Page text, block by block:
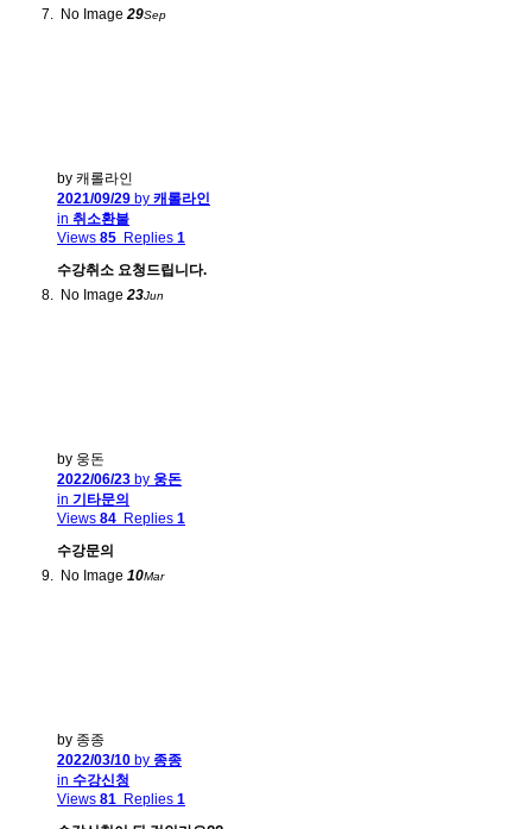
No Image 29Sep
by 캐롤라인
2021/09/29 by 캐롤라인
in 취소환불
Views 85 Replies 1
수강취소 요청드립니다.
No Image 23Jun
by 웅돈
2022/06/23 by 웅돈
in 기타문의
Views 84 Replies 1
수강문의
No Image 10Mar
by 종종
2022/03/10 by 종종
in 수강신청
Views 81 Replies 1